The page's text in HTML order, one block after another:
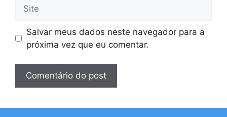
Salvar meus dados neste navegador para a
próxima vez que eu comentar.